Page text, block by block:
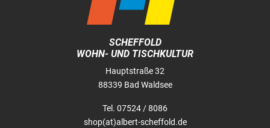
SCHEFFOLD
WOHN- UND TISCHKULTUR
Hauptstraße 32
88339 Bad Waldsee
Tel. 07524 / 8086
shop(at)albert-scheffold.de